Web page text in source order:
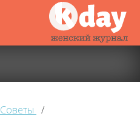
Советы /